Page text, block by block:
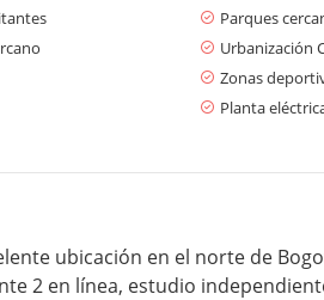
Parques
Urbanización
Zonas
Planta
ubicación en el norte de
2 en línea, estudio